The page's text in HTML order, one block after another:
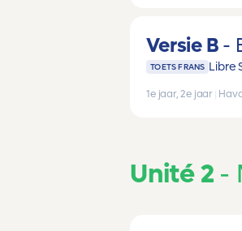
Versie B
TOETS FRANS Libre
1e jaar, 2e jaar
Unité 2